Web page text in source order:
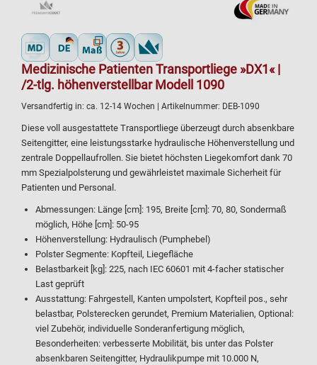
Medizinische Patienten Transportliege »DX1« |
/2-tlg. höhenverstellbar Modell 1090
Versandfertig in: ca. 12-14 Wochen | Artikelnummer: DEB-1090
Diese voll ausgestattete Transportliege überzeugt durch absenkbare
Seitengitter, eine leistungsstarke hydraulische Höhenverstellung und
zentrale Doppellaufrollen. Sie bietet höchsten Liegekomfort dank 70
mm Spezialpolsterung und gewährleistet maximale Sicherheit für
Patienten und Personal.
Abmessungen: Länge [cm]: 195, Breite [cm]: 70, 80, Sondermaß
möglich, Höhe [cm]: 50-95
Höhenverstellung: Hydraulisch (Pumphebel)
Polster Segmente: Kopfteil, Liegefläche
Belastbarkeit [kg]: 225, nach IEC 60601 mit 4-facher statischer
Last geprüft
Ausstattung: Fahrgestell, Kanten umpolstert, Kopfteil pos., sehr
belastbar, Polsterecken gerundet, Premium Materialien, Optional:
viel Zubehör, individuelle Sonderanfertigung möglich,
Besonderheiten: verbesserte Mobilität, bis unter das Polster
absenkbaren Seitengitter, Hydraulikpumpe mit 10.000 N,